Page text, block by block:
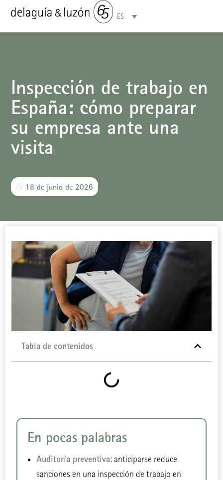
ES
Inspección de trabajo en
España: cómo preparar
su empresa ante una
visita
18 de junio de 2026
Tabla de contenidos
En pocas palabras
Auditoría preventiva: anticiparse reduce
sanciones en una inspección de trabajo en